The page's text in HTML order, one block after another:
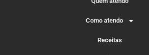
Como atendo
Receitas